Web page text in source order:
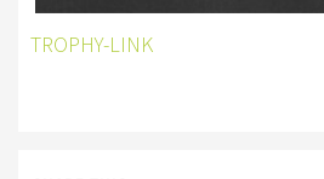
WESTERNREITEN
TROPHY-LINK